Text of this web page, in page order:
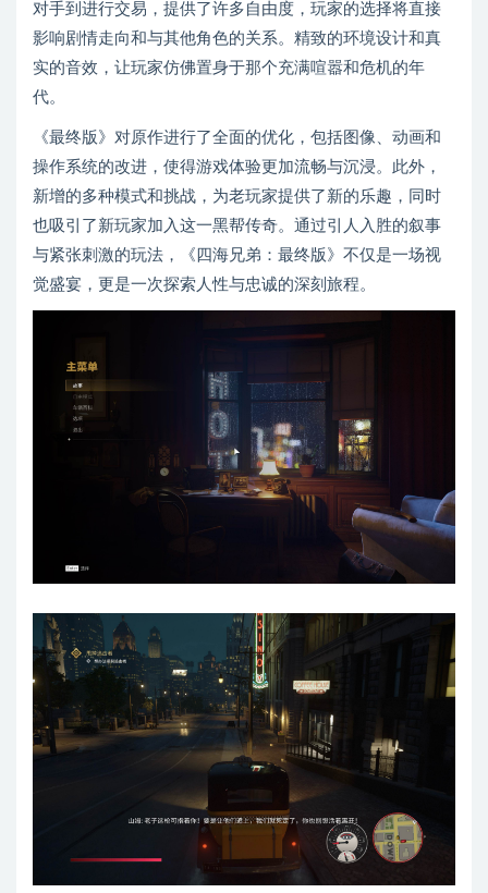
对手到进行交易，提供了许多自由度，玩家的选择将直接
影响剧情走向和与其他角色的关系。精致的环境设计和真
实的音效，让玩家仿佛置身于那个充满喧嚣和危机的年
代。
《最终版》对原作进行了全面的优化，包括图像、动画和
操作系统的改进，使得游戏体验更加流畅与沉浸。此外，
新增的多种模式和挑战，为老玩家提供了新的乐趣，同时
也吸引了新玩家加入这一黑帮传奇。通过引人入胜的叙事
与紧张刺激的玩法，《四海兄弟：最终版》不仅是一场视
觉盛宴，更是一次探索人性与忠诚的深刻旅程。